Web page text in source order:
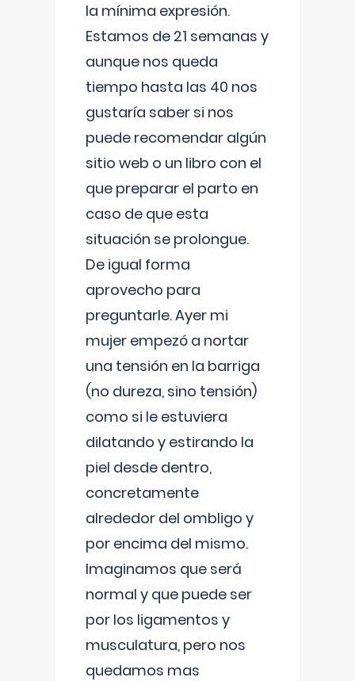
la mínima expresión.
Estamos de 21 semanas y
aunque nos queda
tiempo hasta las 40 nos
gustaría saber si nos
puede recomendar algún
sitio web o un libro con el
que preparar el parto en
caso de que esta
situación se prolongue.
De igual forma
aprovecho para
preguntarle. Ayer mi
mujer empezó a nortar
una tensión en la barriga
(no dureza, sino tensión)
como si le estuviera
dilatando y estirando la
piel desde dentro,
concretamente
alrededor del ombligo y
por encima del mismo.
Imaginamos que será
normal y que puede ser
por los ligamentos y
musculatura, pero nos
quedamos mas